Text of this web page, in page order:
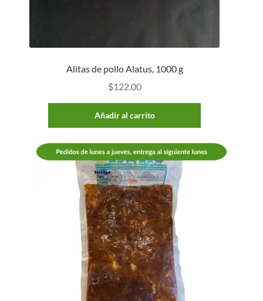
Alitas de pollo Alatus, 1000 g
$122.00
Añadir al carrito